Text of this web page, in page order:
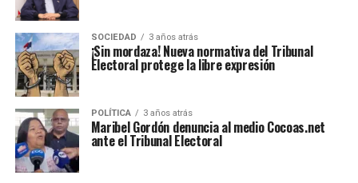
SOCIEDAD 3 años atrás
¡Sin mordaza! Nueva normativa del Tribunal
Electoral protege la libre expresión
POLÍTICA 3 años atrás
Maribel Gordón denuncia al medio Cocoas.net
ante el Tribunal Electoral